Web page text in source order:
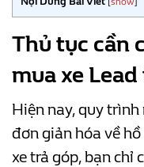
Thủ tục cần
mua xe
Hiện nay, quy
đơn giản hóa về
xe trả góp, bạn chỉ